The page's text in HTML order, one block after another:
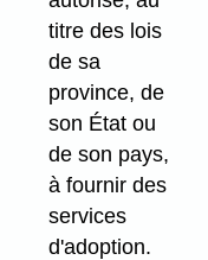
titre des lois
de sa
province, de
son État ou
de son pays,
à fournir des
services
d'adoption.